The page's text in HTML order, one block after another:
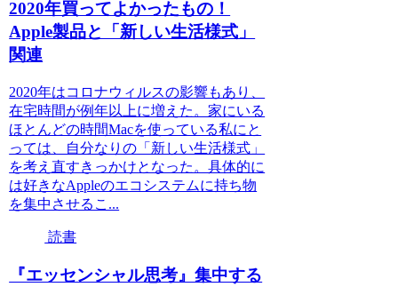
2020年買ってよかったもの！
Apple製品と「新しい生活様式」
関連
2020年はコロナウィルスの影響もあり、
在宅時間が例年以上に増えた。家にいる
ほとんどの時間Macを使っている私にと
っては、自分なりの「新しい生活様式」
を考え直すきっかけとなった。具体的に
は好きなAppleのエコシステムに持ち物
を集中させるこ...
読書
『エッセンシャル思考』集中する